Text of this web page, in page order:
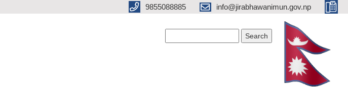
9855088885 info@jirabhawanimun.gov.np